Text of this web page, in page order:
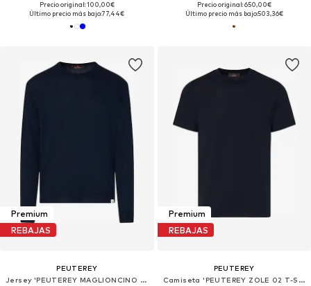
Precio original: 100,00€
Último precio más bajo:77,44€
Precio original: 650,00€
Último precio más bajo:503,36€
Premium
REBAJAS
PEUTEREY
Jersey 'PEUTEREY MAGLIONCINO DODOS 04 Maglieria'
Premium
REBAJAS
PEUTEREY
Camiseta 'PEUTEREY ZOLE 02 T-SHIRT'